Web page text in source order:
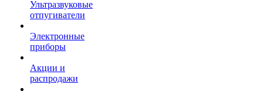
Ультразвуковые
отпугиватели
Электронные
приборы
Акции и
распродажи